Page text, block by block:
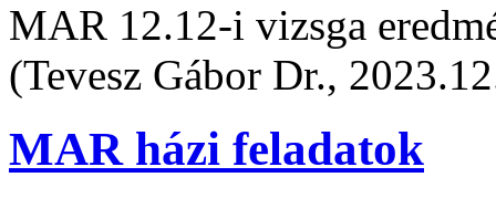
MAR 12.12-i vizsga
(Tevesz Gábor Dr.,
MAR házi feladatok